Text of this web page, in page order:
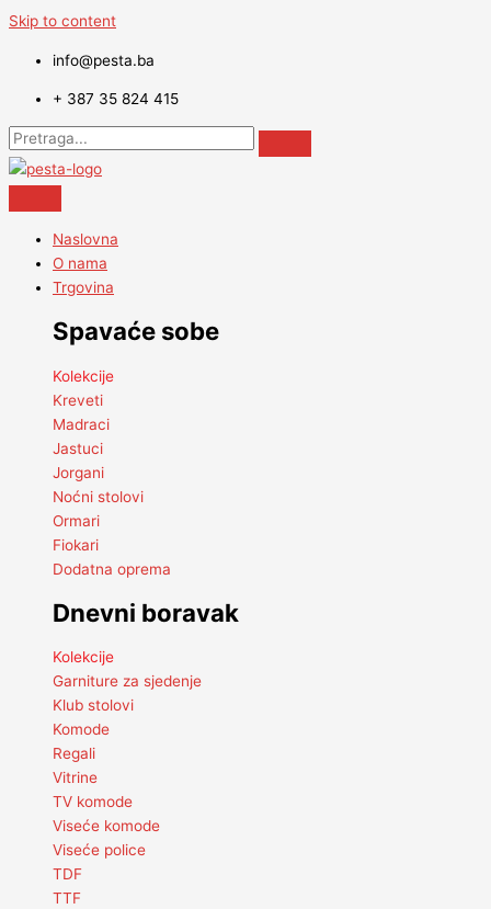
Skip to content
info@pesta.ba
+ 387 35 824 415
Naslovna
O nama
Trgovina
Spavaće sobe
Kolekcije
Kreveti
Madraci
Jastuci
Jorgani
Noćni stolovi
Ormari
Fiokari
Dodatna oprema
Dnevni boravak
Kolekcije
Garniture za sjedenje
Klub stolovi
Komode
Regali
Vitrine
TV komode
Viseće komode
Viseće police
TDF
TTF